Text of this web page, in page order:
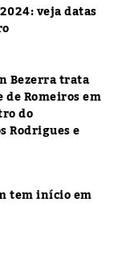
veja datas
Bezerra trata
Romeiros em
do
Rodrigues e
tem início em